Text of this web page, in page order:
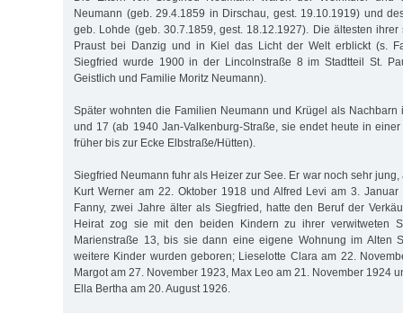
Neumann (geb. 29.4.1859 in Dirschau, gest. 19.10.1919) und
geb. Lohde (geb. 30.7.1859, gest. 18.12.1927). Die ältesten
Praust bei Danzig und in Kiel das Licht der Welt erblickt (s.
Siegfried wurde 1900 in der Lincolnstraße 8 im Stadtteil St.
Geistlich und Familie Moritz Neumann).
Später wohnten die Familien Neumann und Krügel als Nachbarn
und 17 (ab 1940 Jan-Valkenburg-Straße, sie endet heute in
früher bis zur Ecke Elbstraße/Hütten).
Siegfried Neumann fuhr als Heizer zur See. Er war noch sehr
Kurt Werner am 22. Oktober 1918 und Alfred Levi am 3.
Fanny, zwei Jahre älter als Siegfried, hatte den Beruf der
Heirat zog sie mit den beiden Kindern zu ihrer verwitweten
Marienstraße 13, bis sie dann eine eigene Wohnung im Alten
weitere Kinder wurden geboren; Lieselotte Clara am 22.
Margot am 27. November 1923, Max Leo am 21. November 1924
Ella Bertha am 20. August 1926.